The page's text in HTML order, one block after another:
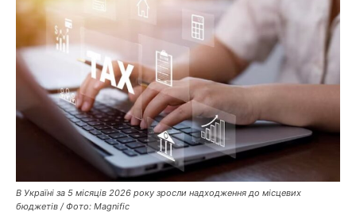
Робота і освіта
Публікації
ФОП
Курс валют
Ми в соц. мережах
В Україні за 5 місяців 2026 року зросли надходження до місцевих
бюджетів / Фото: Magnific